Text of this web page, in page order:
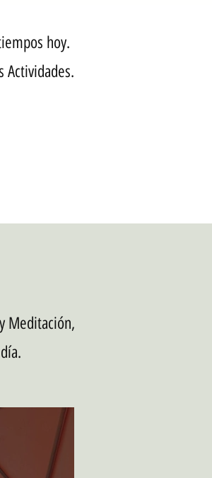
hoy.
Actividades.
Meditación,